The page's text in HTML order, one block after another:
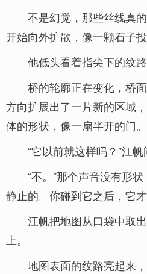
不是幻觉，那些丝线真
开始向外扩散，像一颗石子投
他低头看着指尖下的纹路
桥的轮廓正在变化，桥
方向扩展出了一片新的区域
体的形状，像一扇半开的门。
“它以前就这样吗？”江帆
“不。”那个声音没有形
静止的。你碰到它之后，它
江帆把地图从口袋中取
上。
地图表面的纹路亮起来